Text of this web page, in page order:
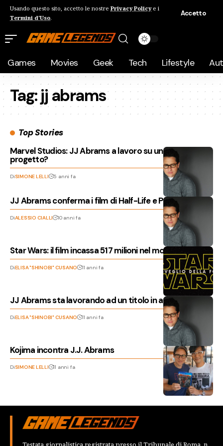
Usando questo sito, accetto le nostre Privacy Policye i
Termini d'Uso.
Accetto
Games Movies Geek Tech Lifestyle
Tag:jj abrams
Top Stories
Marvel Studios: JJ Abrams a lavoro su un nuovo
progetto?
DiSIMONE LELLI 5 anni fa
JJ Abrams conferma i film di Half-Life e Portal
DiALESSIO CIALLI 10 anni fa
Star Wars: il film incassa 517 milioni nel mondo
DiELISA "SHINOBI" CUSANO 11 anni fa
JJ Abrams sta lavorando ad un titolo in arrivo nel 2016
DiELISA "SHINOBI" CUSANO 11 anni fa
Kojima incontra J.J. Abrams
DiSIMONE LELLI 11 anni fa